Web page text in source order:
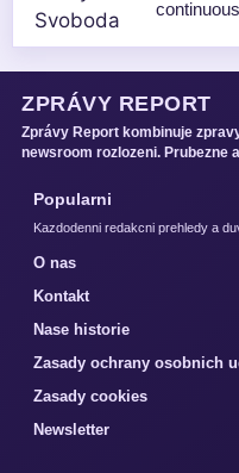
ZPRÁVY REPORT
Zprávy Report kombinuje
newsroom rozlozeni. Prubezne
Popularni
Kazdodenni redakcni prehledy a
O nas
Kontakt
Nase historie
Zasady ochrany osobnich
Zasady cookies
Newsletter